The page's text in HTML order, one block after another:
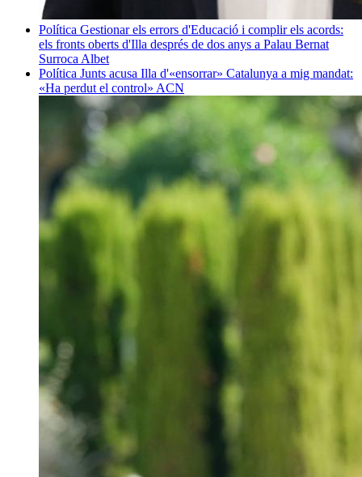
Política Gestionar els errors d'Educació i complir els acords:
els fronts oberts d'Illa després de dos anys a Palau Bernat
Surroca Albet
Política Junts acusa Illa d'«ensorrar» Catalunya a mig mandat:
«Ha perdut el control» ACN